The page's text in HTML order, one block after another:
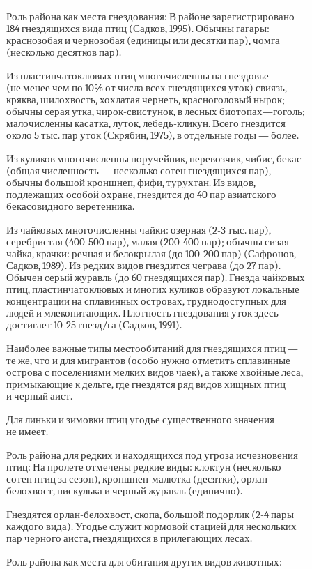
Роль района как места гнездования: В районе зарегистрировано
184 гнездящихся вида птиц (Садков, 1995). Обычны гагары:
краснозобая и чернозобая (единицы или десятки пар), чомга
(несколько десятков пар).
Из пластинчатоклювых птиц многочисленны на гнездовье
(не менее чем по 10% от числа всех гнездящихся уток) свиязь,
кряква, шилохвость, хохлатая чернеть, красноголовый нырок;
обычны серая утка, чирок-свистунок, в лесных биотопах—гоголь;
малочисленны касатка, луток, лебедь-кликун. Всего гнездится
около 5 тыс. пар уток (Скрябин, 1975), в отдельные годы — более.
Из куликов многочисленны поручейник, перевозчик, чибис, бекас
(общая численность — несколько сотен гнездящихся пар),
обычны большой кроншнеп, фифи, турухтан. Из видов,
подлежащих особой охране, гнездится до 40 пар азиатского
бекасовидного веретенника.
Из чайковых многочисленны чайки: озерная (2-3 тыс.пар),
серебристая (400-500 пар),малая (200-400 пар); обычны сизая
чайка, крачки: речная и белокрылая (до 100-200 пар) (Сафронов,
Садков, 1989). Из редких видов гнездится чеграва (до 27 пар).
Обычен серый журавль (до 60 гнездящихся пар). Гнезда чайковых
птиц, пластинчатоклювых и многих куликов образуют локальные
концентрации на сплавинных островах, труднодоступных для
людей и млекопитающих. Плотность гнездования уток здесь
достигает10-25 гнезд/га(Садков, 1991).
Наиболее важные типы местообитаний для гнездящихся птиц —
те же, что и для мигрантов (особо нужно отметить сплавинные
острова с поселениями мелких видов чаек), а также хвойные леса,
примыкающие к дельте, где гнездятся ряд видов хищных птиц
и черный аист.
Для линьки и зимовки птиц угодье существенного значения
не имеет.
Роль района для редких и находящихся под угроза исчезновения
птиц: На пролете отмечены редкие виды: клоктун (несколько
сотен птиц за сезон), кроншнеп-малютка (десятки), орлан-
белохвост, пискулька и черный журавль (единично).
Гнездятся орлан-белохвост, скопа, большой подорлик (2-4пары
каждого вида). Угодье служит кормовой стацией для нескольких
пар черного аиста, гнездящихся в прилегающих лесах.
Роль района как места для обитания других видов животных: